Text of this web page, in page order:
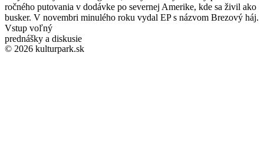
ročného putovania v dodávke po severnej Amerike, kde sa živil ako
busker. V novembri minulého roku vydal EP s názvom Brezový háj.
Vstup voľný
prednášky a diskusie
© 2026 kulturpark.sk